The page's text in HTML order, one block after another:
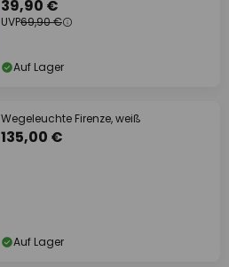
39,90 €
UVP69,90 €
Auf Lager
Wegeleuchte Firenze, weiß
135,00 €
Auf Lager